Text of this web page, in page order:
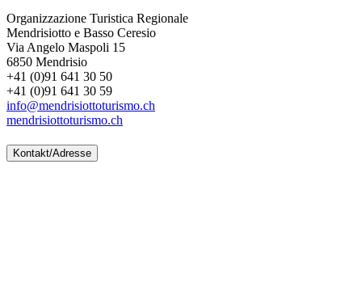
Organizzazione Turistica Regionale
Mendrisiotto e Basso Ceresio
Via Angelo Maspoli 15
6850 Mendrisio
+41 (0)91 641 30 50
+41 (0)91 641 30 59
info@mendrisiottoturismo.ch
mendrisiottoturismo.ch
Kontakt/Adresse